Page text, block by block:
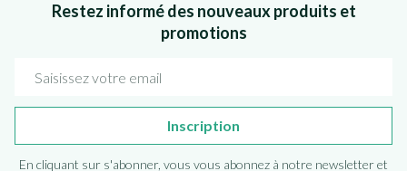
Restez informé des nouveaux produits et
promotions
Inscription
En cliquant sur s'abonner, vous vous abonnez à notre newsletter et